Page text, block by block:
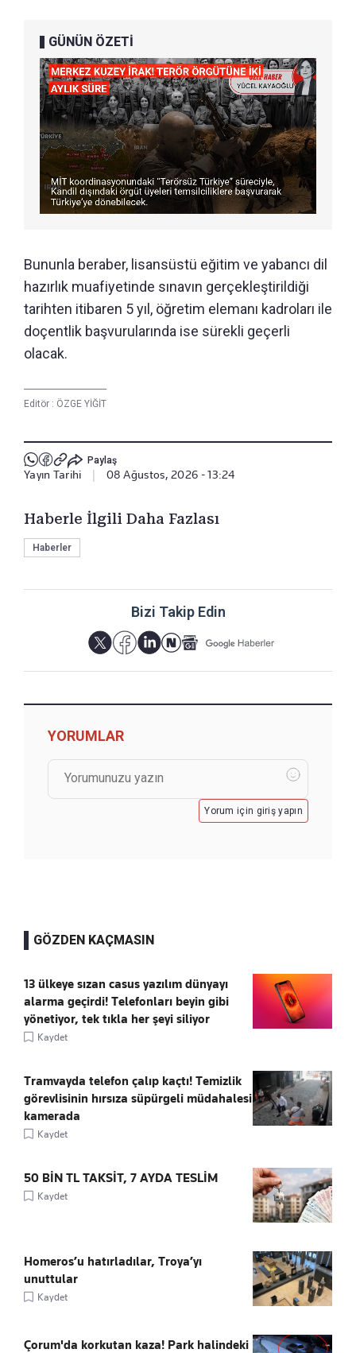
GÜNÜN ÖZETİ
Bununla beraber, lisansüstü eğitim ve yabancı dil
hazırlık muafiyetinde sınavın gerçekleştirildiği
tarihten itibaren 5 yıl, öğretim elemanı kadroları ile
doçentlik başvurularında ise sürekli geçerli
olacak.
Editör : ÖZGE YİĞİT
Paylaş
Yayın Tarihi | 08 Ağustos, 2026 - 13:24
Haberle İlgili Daha Fazlası
Haberler
Bizi Takip Edin
YORUMLAR
Yorum için giriş yapın
GÖZDEN KAÇMASIN
13 ülkeye sızan casus yazılım dünyayı
alarma geçirdi! Telefonları beyin gibi
yönetiyor, tek tıkla her şeyi siliyor
Kaydet
Tramvayda telefon çalıp kaçtı! Temizlik
görevlisinin hırsıza süpürgeli müdahalesi
kamerada
Kaydet
50 BİN TL TAKSİT, 7 AYDA TESLİM
Kaydet
Homeros’u hatırladılar, Troya’yı
unuttular
Kaydet
Çorum'da korkutan kaza! Park halindeki